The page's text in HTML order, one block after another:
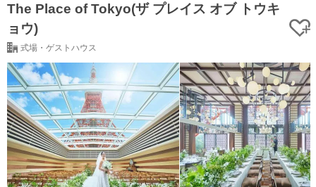
The Place of Tokyo(ザ プレイス オブ トウキ
ョウ)
式場・ゲストハウス